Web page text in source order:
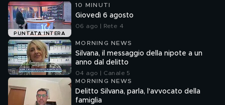
PUNTATA INTERA
10 MINUTI
Giovedì 6 agosto
06 ago | Rete 4
MORNING NEWS
Silvana, il messaggio della nipote a un
anno dal delitto
04 ago | Canale 5
MORNING NEWS
Delitto Silvana, parla, l'avvocato della
famiglia